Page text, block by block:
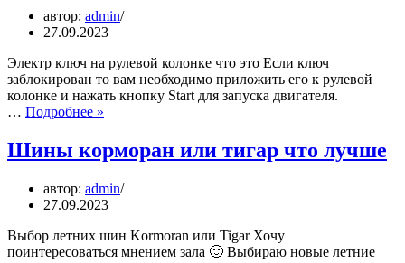
автор: admin
27.09.2023
Электр ключ на рулевой колонке что это Если ключ
заблокирован то вам необходимо приложить его к рулевой
колонке и нажать кнопку Start для запуска двигателя.
… Подробнее »
на
рулевой
что
это
Шины корморан или тигар что лучше
автор: admin
27.09.2023
Выбор летних шин Kormoran или Tigar Хочу
поинтересоваться мнением зала 🙂 Выбираю новые летние